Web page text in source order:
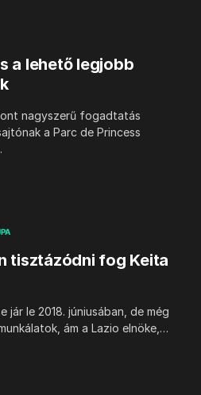
a lehető legjobb
nagyszerű fogadtatás
a Parc de Princess
tisztázódni fog Keita
jár le 2018. júniusában, de még
ám a Lazio elnöke,…